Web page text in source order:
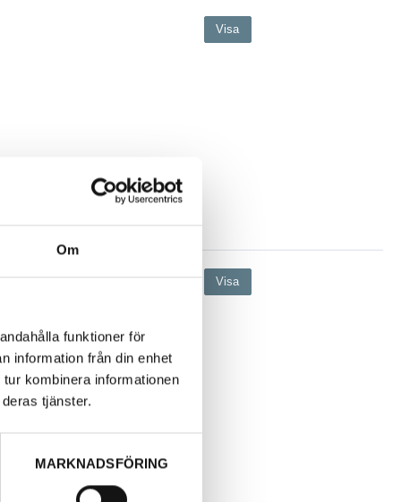
Om
funktioner för
information från din enhet
kombinera informationen
tjänster.
MARKNADSFÖRING
Visa
Visa